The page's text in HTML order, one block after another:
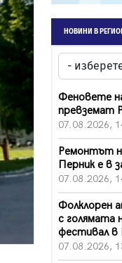
НОВИНИ В
Феновете
превземат
07.08.2026,
Ремонтът
Перник е в
07.08.2026,
Фолклорен
с голямата
фестивал
07.08.2026,